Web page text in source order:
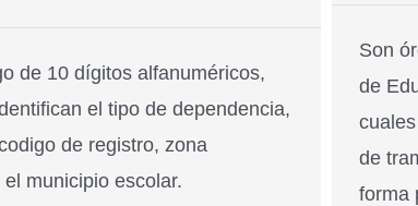
de 10 dígitos alfanuméricos,
el tipo de dependencia,
de registro, zona
municipio escolar.
Son
de
de
forma